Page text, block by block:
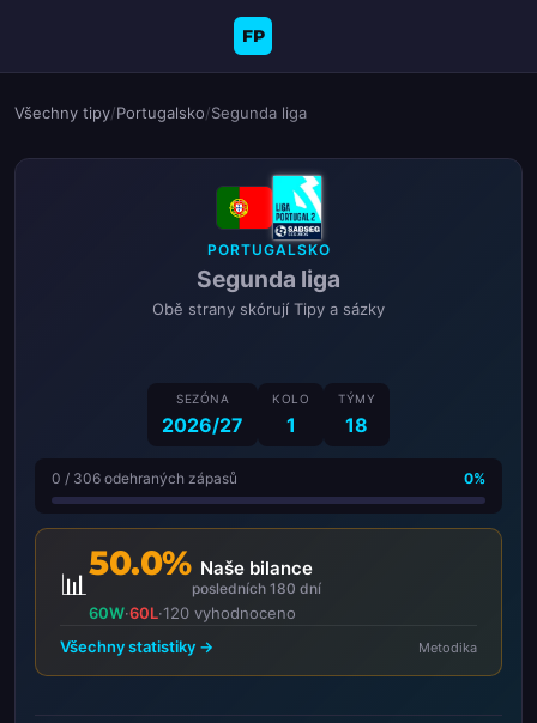
FP
Všechny tipy/Portugalsko/Segunda liga
PORTUGALSKO
Segunda liga
Obě strany skórují Tipy a sázky
SEZÓNA
2026/27
KOLO
1
TÝMY
18
0 / 306 odehraných zápasů 0%
📊
50.0% Naše bilance
posledních 180 dní
60W·60L·120 vyhodnoceno
Všechny statistiky →
Metodika